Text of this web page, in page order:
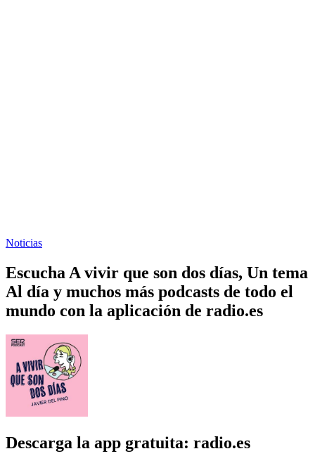
Noticias
Escucha A vivir que son dos días, Un tema
Al día y muchos más podcasts de todo el
mundo con la aplicación de radio.es
Descarga la app gratuita: radio.es